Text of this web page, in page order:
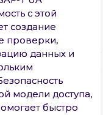
с этой
создание
проверки,
данных и
модели доступа,
быстро